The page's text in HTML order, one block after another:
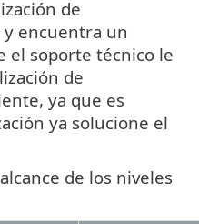
de
encuentra un
el soporte técnico le
de
ya que es
ya solucione el
de los niveles